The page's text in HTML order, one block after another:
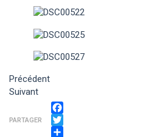
Précédent
Suivant
PARTAGER
Facebook
Twitter